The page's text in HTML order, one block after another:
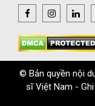
© Bản quyền nội
sĩ Việt Nam -